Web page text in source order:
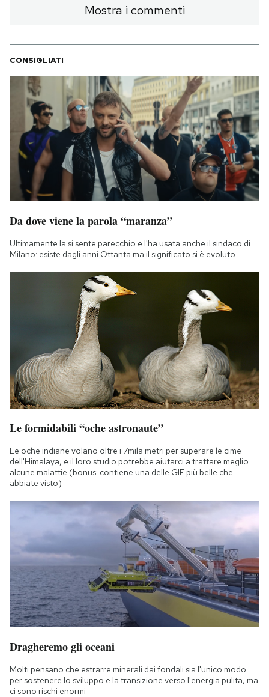
Mostra i commenti
CONSIGLIATI
Da dove viene la parola “maranza”
Ultimamente la si sente parecchio e l'ha usata anche il sindaco di
Milano: esiste dagli anni Ottanta ma il significato si è evoluto
Le formidabili “oche astronaute”
Le oche indiane volano oltre i 7mila metri per superare le cime
dell'Himalaya, e il loro studio potrebbe aiutarci a trattare meglio
alcune malattie (bonus: contiene una delle GIF più belle che
abbiate visto)
Dragheremo gli oceani
Molti pensano che estrarre minerali dai fondali sia l'unico modo
per sostenere lo sviluppo e la transizione verso l'energia pulita, ma
ci sono rischi enormi